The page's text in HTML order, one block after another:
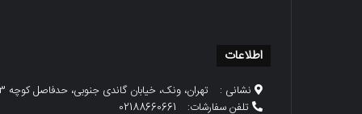
اطلاعات
نشانی :
تهران، ونک، خیابان گاندی جنوبی، حدفاصل کوچه 23 و 25، پلاک 79
تلفن سفارشات:
02188660661